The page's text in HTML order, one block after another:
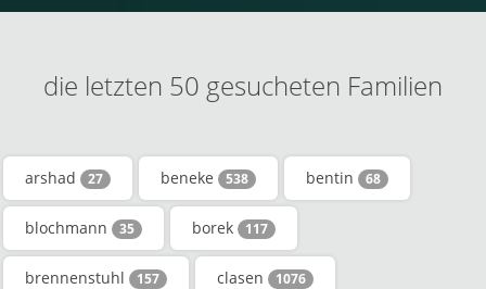
die letzten 50 gesucheten Familien
arshad 27 beneke 538 bentin 68
blochmann 35 borek 117
brennenstuhl 157 clasen 1076